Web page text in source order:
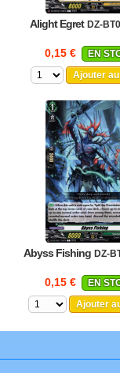
Alight Egret DZ-
0,15 €
EN
Ajouter
Abyss Fishing DZ-
0,15 €
EN
Ajouter